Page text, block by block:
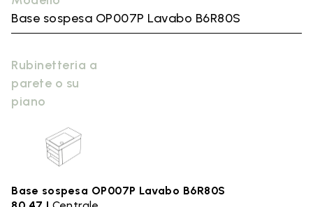
Base sospesa OP007P Lavabo B6R80S
Rubinetteria a
parete o su
piano
Base sospesa OP007P Lavabo B6R80S